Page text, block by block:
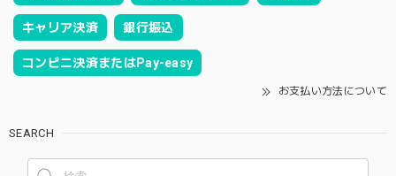
キャリア決済 銀行振込
コンビニ決済またはPay-easy
お支払い方法について
SEARCH